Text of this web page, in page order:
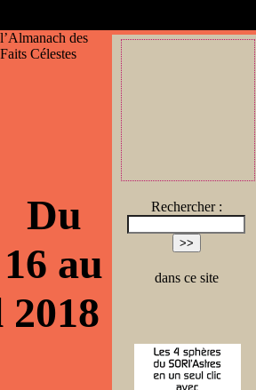
Rechercher :
dans ce site
l’Almanach des
Faits Célestes
Du
16 au